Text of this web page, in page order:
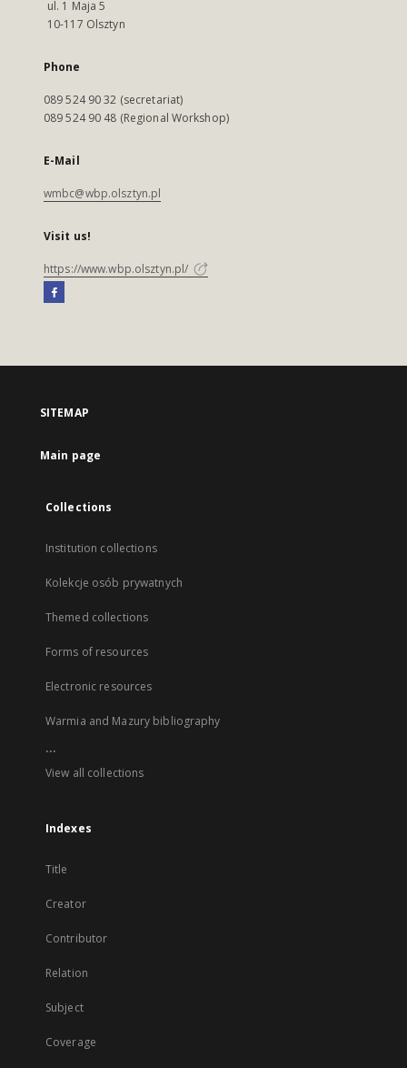
ul. 1 Maja 5
10-117 Olsztyn
Phone
089 524 90 32 (secretariat)
089 524 90 48 (Regional Workshop)
E-Mail
wmbc@wbp.olsztyn.pl
Visit us!
https://www.wbp.olsztyn.pl/
SITEMAP
Main page
Collections
Institution collections
Kolekcje osób prywatnych
Themed collections
Forms of resources
Electronic resources
Warmia and Mazury bibliography
...
View all collections
Indexes
Title
Creator
Contributor
Relation
Subject
Coverage